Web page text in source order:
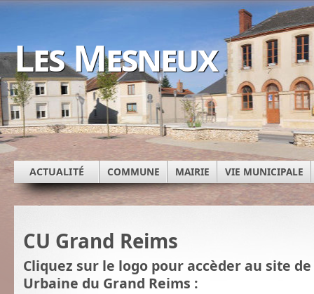
Les Mesneux
ACTUALITÉ COMMUNE MAIRIE VIE MUNICIPALE
CU Grand Reims
Cliquez sur le logo pour accèder au site
Urbaine du Grand Reims :